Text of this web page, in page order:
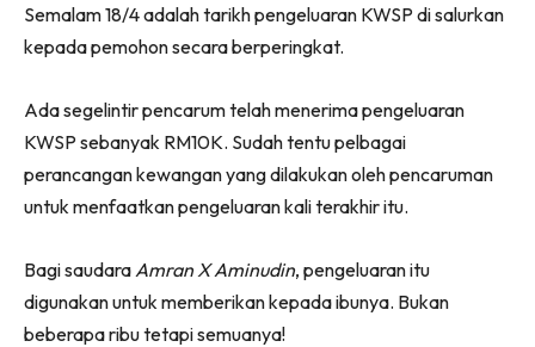
(Twitter)
Semalam 18/4 adalah tarikh pengeluaran KWSP di salurkan
kepada pemohon secara berperingkat.
Ada segelintir pencarum telah menerima pengeluaran
KWSP sebanyak RM10K. Sudah tentu pelbagai
perancangan kewangan yang dilakukan oleh pencaruman
untuk menfaatkan pengeluaran kali terakhir itu.
Bagi saudara Amran X Aminudin, pengeluaran itu
digunakan untuk memberikan kepada ibunya. Bukan
beberapa ribu tetapi semuanya!